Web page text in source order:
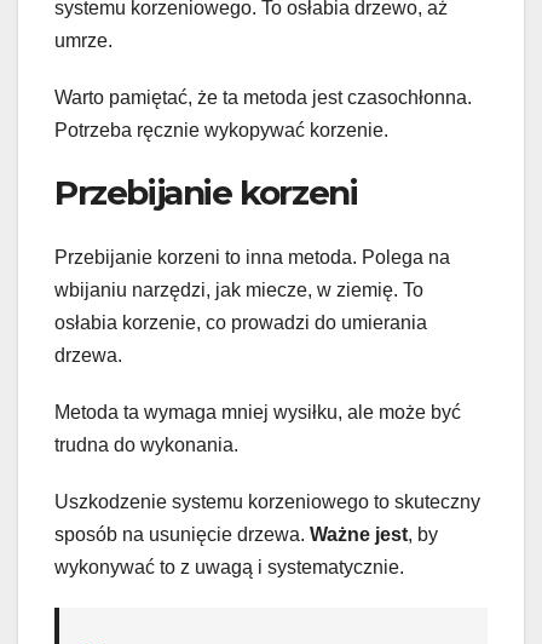
systemu korzeniowego. To osłabia drzewo, aż
umrze.
Warto pamiętać, że ta metoda jest czasochłonna.
Potrzeba ręcznie wykopywać korzenie.
Przebijanie korzeni
Przebijanie korzeni to inna metoda. Polega na
wbijaniu narzędzi, jak miecze, w ziemię. To
osłabia korzenie, co prowadzi do umierania
drzewa.
Metoda ta wymaga mniej wysiłku, ale może być
trudna do wykonania.
Uszkodzenie systemu korzeniowego to skuteczny
sposób na usunięcie drzewa. Ważne jest, by
wykonywać to z uwagą i systematycznie.